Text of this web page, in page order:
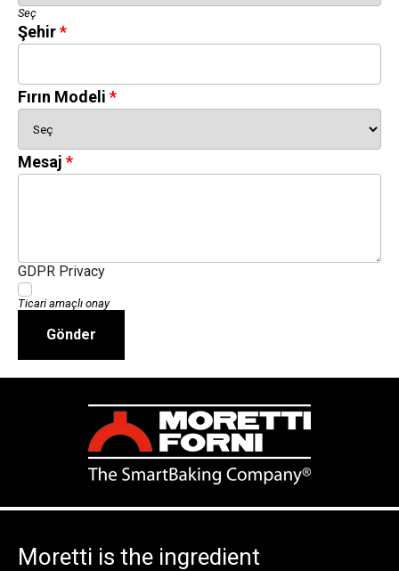
Seç
Şehir
Fırın Modeli
Mesaj
GDPR Privacy
Ticari amaçlı onay
Gönder
Moretti is the ingredient